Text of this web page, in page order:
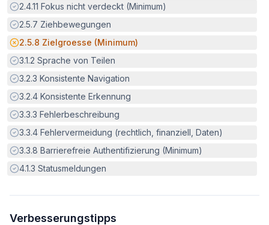
Erfüllt:
2.4.11 Fokus nicht verdeckt (Minimum)
Erfüllt:
2.5.7 Ziehbewegungen
Potenzielle Barriere:
2.5.8 Zielgroesse (Minimum)
Erfüllt:
3.1.2 Sprache von Teilen
Erfüllt:
3.2.3 Konsistente Navigation
Erfüllt:
3.2.4 Konsistente Erkennung
Erfüllt:
3.3.3 Fehlerbeschreibung
Erfüllt:
3.3.4 Fehlervermeidung (rechtlich, finanziell, Daten)
Erfüllt:
3.3.8 Barrierefreie Authentifizierung (Minimum)
Erfüllt:
4.1.3 Statusmeldungen
Verbesserungstipps